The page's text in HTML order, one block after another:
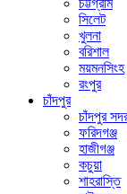
চট্টগ্রাম
সিলেট
খুলনা
বরিশাল
ময়মনসিংহ
রংপুর
চাঁদপুর
চাঁদপুর
ফরিদগঞ্জ
হাজীগঞ্জ
কচুয়া
শাহরাস্তি